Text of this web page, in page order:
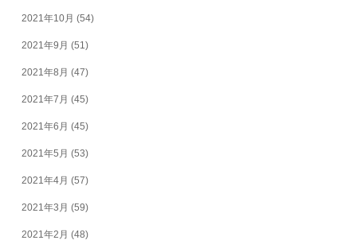
2021年10月 (54)
2021年9月 (51)
2021年8月 (47)
2021年7月 (45)
2021年6月 (45)
2021年5月 (53)
2021年4月 (57)
2021年3月 (59)
2021年2月 (48)